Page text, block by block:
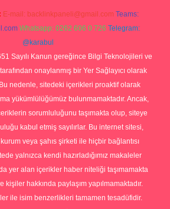
E-mail: backlinkpaneli@gmail.com Teams:
Whatsapp: 0262 606 0 726 Telegram:
@karabul
Sayılı Kanun gereğince Bilgi Teknolojileri ve
onaylanmış bir Yer Sağlayıcı olarak
nedenle, sitedeki içerikleri proaktif olarak
yükümlülüğümüz bulunmamaktadır. Ancak,
sorumluluğunu taşımakta olup, siteye
kabul etmiş sayılırlar. Bu internet sitesi,
veya şahıs şirketi ile hiçbir bağlantısı
yalnızca kendi hazırladığımız makaleler
yer alan içerikler haber niteliği taşımamakta
kişiler hakkında paylaşım yapılmamaktadır.
ile isim benzerlikleri tamamen tesadüfidir.